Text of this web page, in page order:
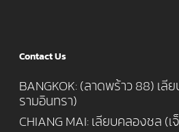
Contact Us
BANGKOK: (ลาดพร้าว 88) เลี
รามอินทรา)
CHIANG MAI: เลียบคลองชล (